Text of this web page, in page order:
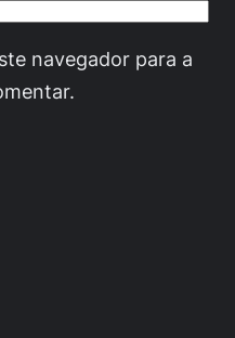
navegador para a